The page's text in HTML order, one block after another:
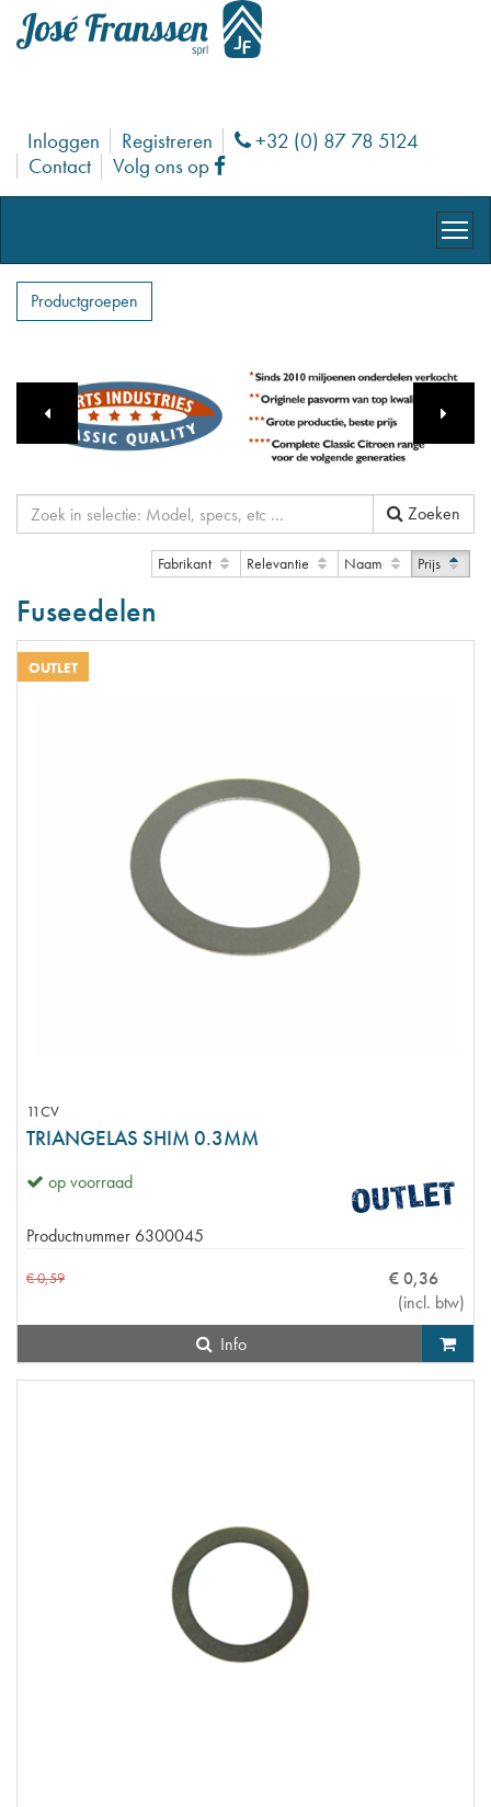
Inloggen Registreren Phone
+32 (0) 87 78 5124
Contact
Volg ons op Facebook
Productgroepen
Zoeken
Fabrikant Relevantie Naam Prijs
Fuseedelen
OUTLET
11CV
TRIANGELAS SHIM 0.3MM
op voorraad
Productnummer 6300045
€0,59 €0,36
(incl. btw)
Info